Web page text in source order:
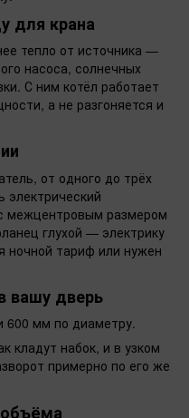
для крана
тепло от источника —
насоса, солнечных
С ним котёл работает
а не разгоняется и
от одного до трёх
межцентровым размером
глухой — электрику
ночной тариф или нужен
вашу дверь
600 мм по диаметру.
кладут набок, и в узком
примерно по его же